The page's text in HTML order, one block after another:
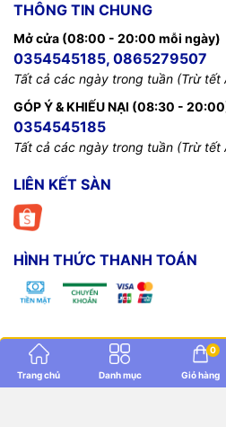
THÔNG TIN CHUNG
Mở cửa (08:00 - 20:00 mỗi ngày)
0354545185, 0865279507
Tất cả các ngày trong tuần (Trừ tết
GÓP Ý & KHIẾU NẠI (08:30 -
0354545185
Tất cả các ngày trong tuần (Trừ tết
LIÊN KẾT SÀN
HÌNH THỨC THANH TOÁN
Arduino
Trang chủ Danh mục Giỏ hàng
0